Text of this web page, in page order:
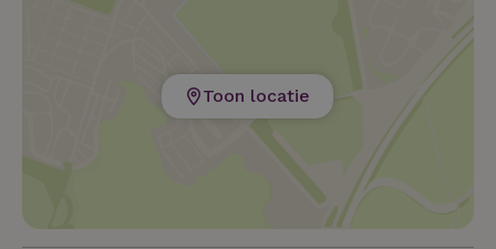
Toon locatie